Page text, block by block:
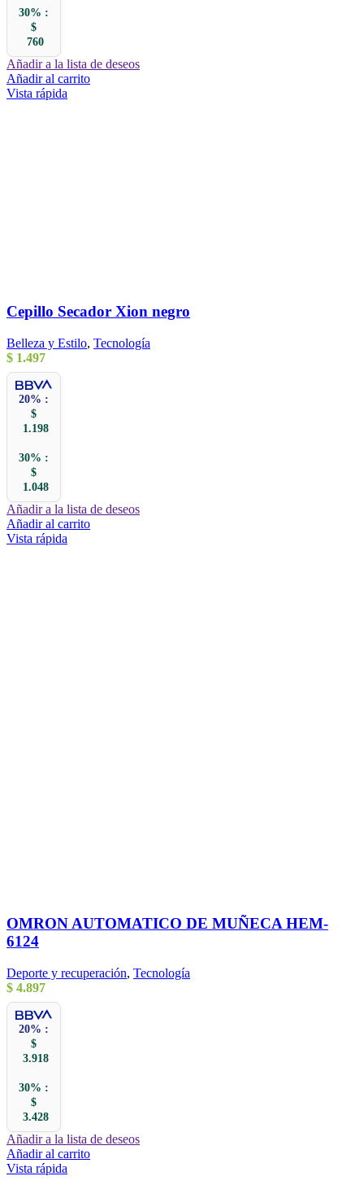
30% :
$
760
Añadir a la lista de deseos
Añadir al carrito
Vista rápida
Cepillo Secador Xion negro
Belleza y Estilo, Tecnología
$ 1.497
20% :
$
1.198
30% :
$
1.048
Añadir a la lista de deseos
Añadir al carrito
Vista rápida
OMRON AUTOMATICO DE MUÑECA HEM-
6124
Deporte y recuperación, Tecnología
$ 4.897
20% :
$
3.918
30% :
$
3.428
Añadir a la lista de deseos
Añadir al carrito
Vista rápida